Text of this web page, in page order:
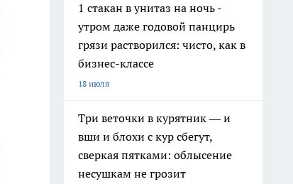
1 стакан в унитаз на ночь -
утром даже годовой панцирь
грязи растворился: чисто, как в
бизнес-классе
18 июля
Три веточки в курятник — и
вши и блохи с кур сбегут,
сверкая пятками: облысение
несушкам не грозит